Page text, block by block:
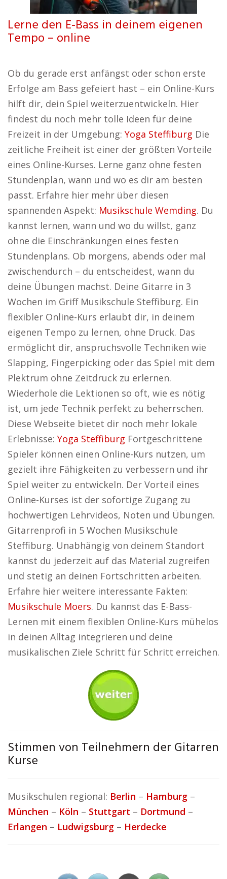
Lerne den E-Bass in deinem eigenen
Tempo – online
Ob du gerade erst anfängst oder schon erste
Erfolge am Bass gefeiert hast – ein Online-Kurs
hilft dir, dein Spiel weiterzuentwickeln. Hier
findest du noch mehr tolle Ideen für deine
Freizeit in der Umgebung: Yoga Steffiburg Die
zeitliche Freiheit ist einer der größten Vorteile
eines Online-Kurses. Lerne ganz ohne festen
Stundenplan, wann und wo es dir am besten
passt. Erfahre hier mehr über diesen
spannenden Aspekt: Musikschule Wemding. Du
kannst lernen, wann und wo du willst, ganz
ohne die Einschränkungen eines festen
Stundenplans. Ob morgens, abends oder mal
zwischendurch – du entscheidest, wann du
deine Übungen machst. Deine Gitarre in 3
Wochen im Griff Musikschule Steffiburg. Ein
flexibler Online-Kurs erlaubt dir, in deinem
eigenen Tempo zu lernen, ohne Druck. Das
ermöglicht dir, anspruchsvolle Techniken wie
Slapping, Fingerpicking oder das Spiel mit dem
Plektrum ohne Zeitdruck zu erlernen.
Wiederhole die Lektionen so oft, wie es nötig
ist, um jede Technik perfekt zu beherrschen.
Diese Webseite bietet dir noch mehr lokale
Erlebnisse: Yoga Steffiburg Fortgeschrittene
Spieler können einen Online-Kurs nutzen, um
gezielt ihre Fähigkeiten zu verbessern und ihr
Spiel weiter zu entwickeln. Der Vorteil eines
Online-Kurses ist der sofortige Zugang zu
hochwertigen Lehrvideos, Noten und Übungen.
Gitarrenprofi in 5 Wochen Musikschule
Steffiburg. Unabhängig von deinem Standort
kannst du jederzeit auf das Material zugreifen
und stetig an deinen Fortschritten arbeiten.
Erfahre hier weitere interessante Fakten:
Musikschule Moers. Du kannst das E-Bass-
Lernen mit einem flexiblen Online-Kurs mühelos
in deinen Alltag integrieren und deine
musikalischen Ziele Schritt für Schritt erreichen.
Stimmen von Teilnehmern der Gitarren
Kurse
Musikschulen regional: Berlin – Hamburg –
München – Köln – Stuttgart – Dortmund –
Erlangen – Ludwigsburg – Herdecke